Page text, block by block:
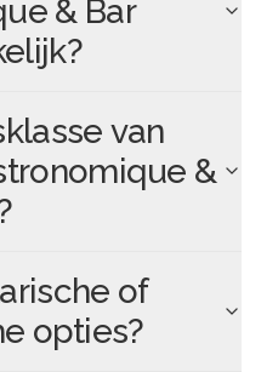
& Bar
van
&
of
opties?